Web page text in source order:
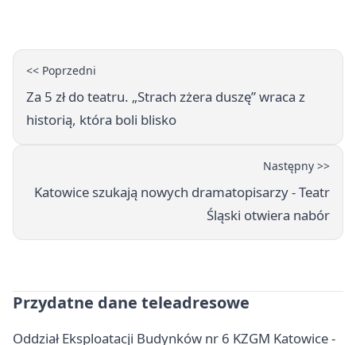
<< Poprzedni
Za 5 zł do teatru. „Strach zżera duszę” wraca z
historią, która boli blisko
Następny >>
Katowice szukają nowych dramatopisarzy - Teatr
Śląski otwiera nabór
Przydatne dane teleadresowe
Oddział Eksploatacji Budynków nr 6 KZGM Katowice -